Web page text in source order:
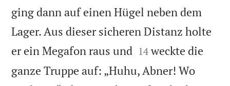
ging dann auf einen Hügel neben dem
Lager. Aus dieser sicheren Distanz holte
er ein Megafon raus und 

14 weckte die
ganze Truppe auf: „Huhu, Abner! Wo